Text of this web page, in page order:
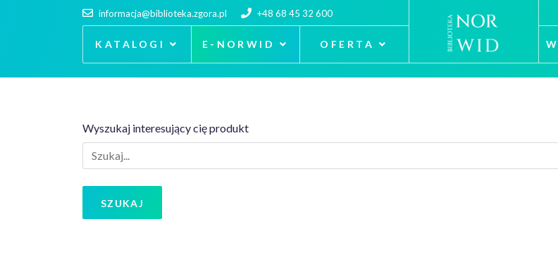
informacja@biblioteka.zgora.pl +48 68 45 32 600
KATALOGI E-NORWID OFERTA
Wyszukaj interesujący cię produkt
SZUKAJ